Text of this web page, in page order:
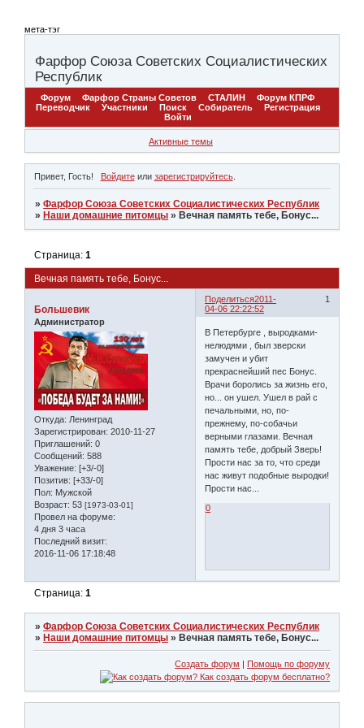
мета-тэг
Фарфор Союза Советских Социалистических
Республик
Форум Фарфор Страны Советов СТАЛИН
Форум КПРФ
Переводчик
Участники Поиск Собиратель
Регистрация
Войти
Активные темы
Привет, Гость! Войдитеили зарегистрируйтесь.
»Фарфор Союза Советских Социалистических Республик
» Наши домашние питомцы » Вечная память тебе, Бонус...
Вечная память тебе, Бонус...
Страница:1
Поделиться 1
2011-
04-06 22:22:52
Большевик
Администратор
Откуда: Ленинград
Зарегистрирован: 2010-11-27
Приглашений: 0
Сообщений: 588
Уважение: [+3/-0]
Позитив: [+33/-0]
Пол: Мужской
Возраст: 53 [1973-03-01]
Провел на форуме:
4 дня 3 часа
Последний визит:
2016-11-06 17:18:48
В Петербурге , выродками-
нелюдями , был зверски
замучен и убит
прекраснейший пес Бонус.
Врачи боролись за жизнь его,
но... он ушел. Ушел в рай с
печальными, но, по-
прежнему, по-собачьи
верными глазами. Вечная
память тебе, добрый Зверь!
Прости нас за то, что среди
нас живут подобные выродки!
Прости нас...
0
Страница:1
»Фарфор Союза Советских Социалистических Республик
» Наши домашние питомцы » Вечная память тебе, Бонус...
Создать форум | Помощь по форуму